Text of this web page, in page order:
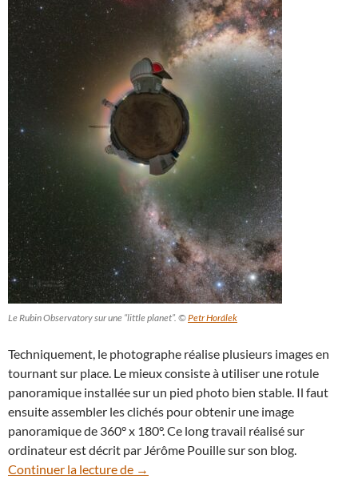
Le Rubin Observatory sur une “little planet”. ©Petr Horálek
Techniquement, le photographe réalise plusieurs images en
tournant sur place. Le mieux consiste à utiliser une rotule
panoramique installée sur un pied photo bien stable. Il faut
ensuite assembler les clichés pour obtenir une image
panoramique de 360° x 180°. Ce long travail réalisé sur
ordinateur est décrit par Jérôme Pouille sur son blog.
Continuer la lecture de Insolite : le Rubin Observatory sur une
→